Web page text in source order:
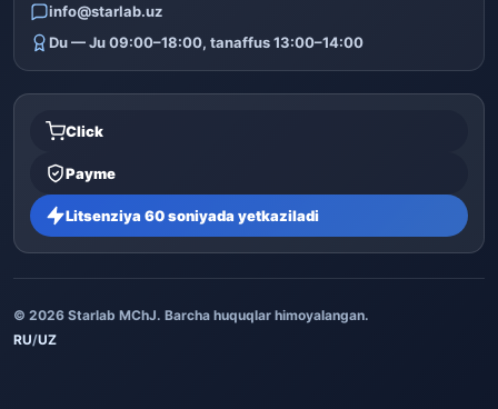
info@starlab.uz
Du — Ju 09:00–18:00, tanaffus 13:00–14:00
Click
Payme
Litsenziya 60 soniyada yetkaziladi
© 2026 Starlab MChJ. Barcha huquqlar himoyalangan.
RU/UZ